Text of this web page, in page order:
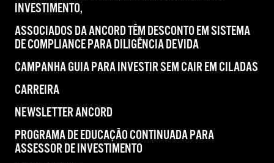
INVESTIMENTO,
ASSOCIADOS DA ANCORD TÊM DESCONTO EM SISTEMA
DE COMPLIANCE PARA DILIGÊNCIA DEVIDA
CAMPANHA GUIA PARA INVESTIR SEM CAIR EM CILADAS
CARREIRA
NEWSLETTER ANCORD
PROGRAMA DE EDUCAÇÃO CONTINUADA PARA
ASSESSOR DE INVESTIMENTO